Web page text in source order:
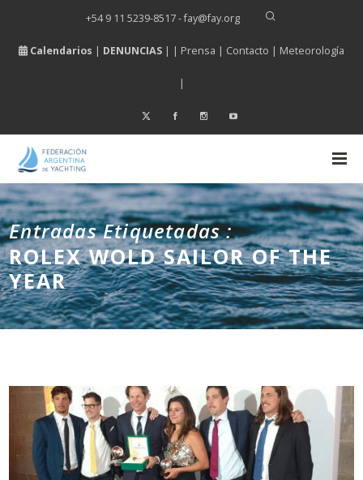
+54 9 11 5239-8517 - fay@fay.org
Calendarios | DENUNCIAS | | Prensa | Contacto | Meteorología
|
Entradas Etiquetadas :
ROLEX WOLD SAILOR OF THE
YEAR